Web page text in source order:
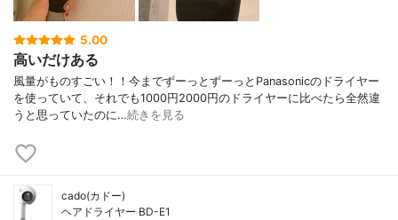
5.00
高いだけある
風量がものすごい！！今までずーっとずーっとPanasonicのドライヤー
を使っていて、それでも1000円2000円のドライヤーに比べたら全然違
うと思っていたのに…続きを見る
cado(カドー)
ヘアドライヤー BD-E1